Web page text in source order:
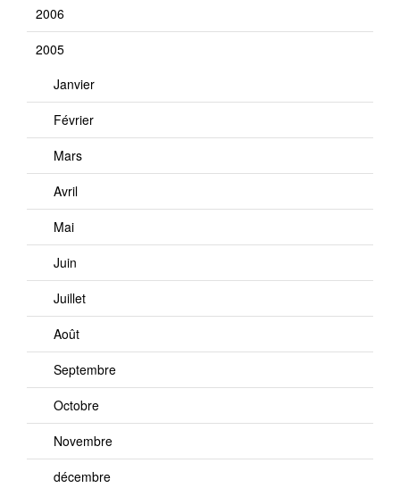
2006
2005
Janvier
Février
Mars
Avril
Mai
Juin
Juillet
Août
Septembre
Octobre
Novembre
décembre